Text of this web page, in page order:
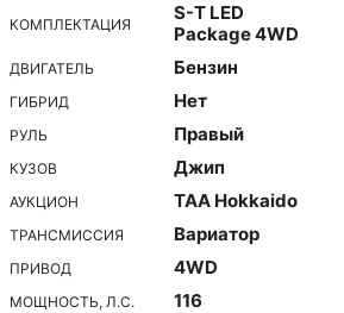
КОМПЛЕКТАЦИЯ
S-T LED
Package 4WD
ДВИГАТЕЛЬ Бензин
ГИБРИД Нет
РУЛЬ Правый
КУЗОВ Джип
АУКЦИОН TAA Hokkaido
ТРАНСМИССИЯ Вариатор
ПРИВОД 4WD
МОЩНОСТЬ, Л.С. 116